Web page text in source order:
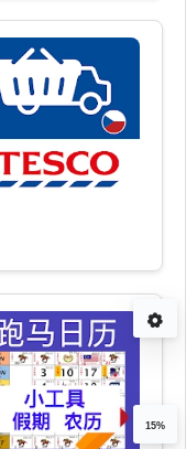
15%